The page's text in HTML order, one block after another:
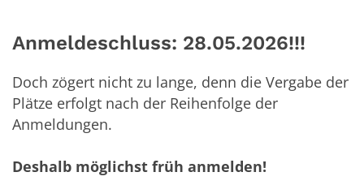
Anmeldeschluss: 28.05.2026!!!
Doch zögert nicht zu lange, denn die Vergabe der
Plätze erfolgt nach der Reihenfolge der
Anmeldungen.
Deshalb möglichst früh anmelden!